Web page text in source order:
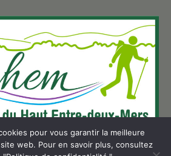
pour vous garantir la meilleure
web. Pour en savoir plus, consultez